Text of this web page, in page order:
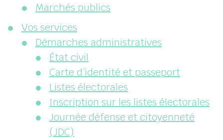
Marchés publics
Vos services
Démarches administratives
État civil
Carte d’identité et passeport
Listes électorales
Inscription sur les listes électorales
Journée défense et citoyenneté
(JDC)